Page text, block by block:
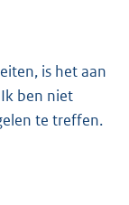
is het aan
ben niet
te treffen.